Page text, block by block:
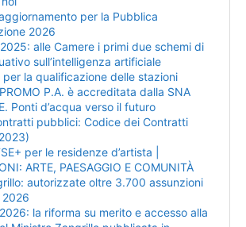
per la Pubblica
2026
alle Camere i primi due schemi di
sull’intelligenza artificiale
per la qualificazione delle stazioni
P.A. è accreditata dalla SNA
Ponti d’acqua verso il futuro
pubblici: Codice dei Contratti
per le residenze d’artista |
ARTE, PAESAGGIO E COMUNITÀ
autorizzate oltre 3.700 assunzioni
2026
la riforma su merito e accesso alla